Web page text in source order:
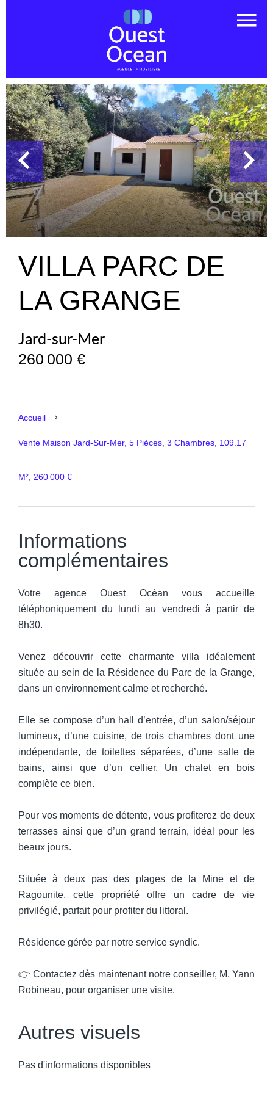
VILLA PARC DE
LA GRANGE
Jard-sur-Mer
260 000 €
Accueil
Vente Maison Jard-Sur-Mer, 5 Pièces, 3 Chambres, 109.17
M², 260 000 €
Informations
complémentaires
Votre agence Ouest Océan vous accueille
téléphoniquement du lundi au vendredi à partir de
8h30.
Venez découvrir cette charmante villa idéalement
située au sein de la Résidence du Parc de la Grange,
dans un environnement calme et recherché.
Elle se compose d’un hall d’entrée, d’un salon/séjour
lumineux, d’une cuisine, de trois chambres dont une
indépendante, de toilettes séparées, d’une salle de
bains, ainsi que d’un cellier. Un chalet en bois
complète ce bien.
Pour vos moments de détente, vous profiterez de deux
terrasses ainsi que d’un grand terrain, idéal pour les
beaux jours.
Située à deux pas des plages de la Mine et de
Ragounite, cette propriété offre un cadre de vie
privilégié, parfait pour profiter du littoral.
Résidence gérée par notre service syndic.
👉 Contactez dès maintenant notre conseiller, M. Yann
Robineau, pour organiser une visite.
Autres visuels
Pas d'informations disponibles